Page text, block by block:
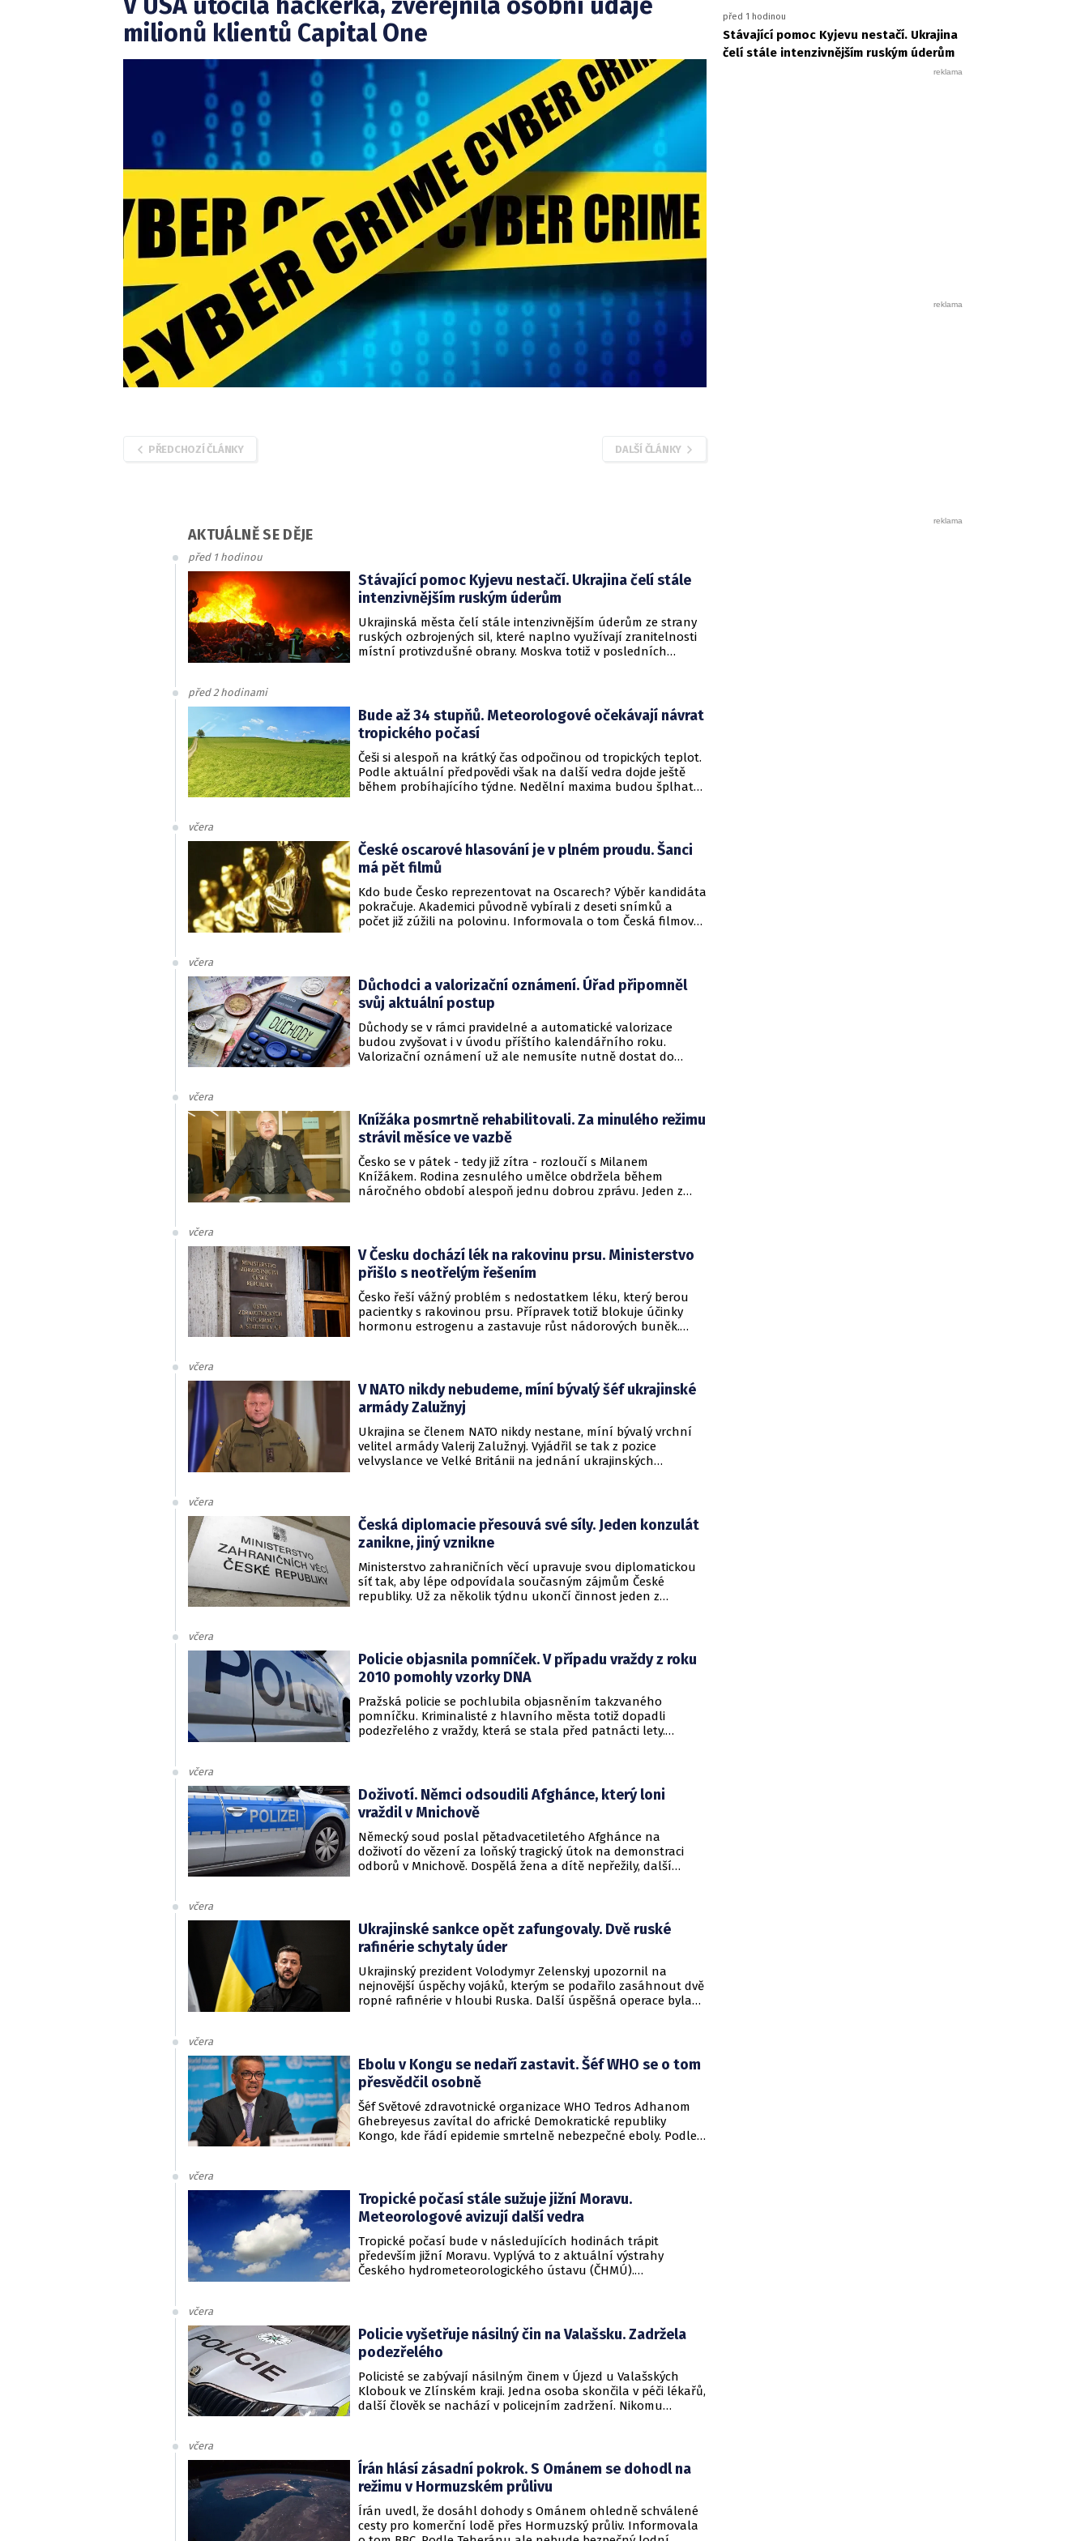
milionů klientů Capital One
PŘEDCHOZÍ ČLÁNKY DALŠÍ ČLÁNKY
před 1 hodinou
Stávající pomoc Kyjevu nestačí. Ukrajina
čelí stále intenzivnějším ruským úderům
AKTUÁLNĚ SE DĚJE
před 1 hodinou
Stávající pomoc Kyjevu nestačí. Ukrajina čelí stále
intenzivnějším ruským úderům
Ukrajinská města čelí stále intenzivnějším úderům ze strany
ruských ozbrojených sil, které naplno využívají zranitelnosti
místní protivzdušné obrany. Moskva totiž v posledních
obyvatelstvu dává jen pramalou šanci se včas ukrýt.
před 2 hodinami
Bude až 34 stupňů. Meteorologové očekávají návrat
tropického počasí
Češi si alespoň na krátký čas odpočinou od tropických teplot.
Podle aktuální předpovědi však na další vedra dojde ještě
během probíhajícího týdne. Nedělní maxima budou šplhat
včera
České oscarové hlasování je v plném proudu. Šanci
má pět filmů
Kdo bude Česko reprezentovat na Oscarech? Výběr kandidáta
pokračuje. Akademici původně vybírali z deseti snímků a
počet již zúžili na polovinu. Informovala o tom Česká filmová
včera
Důchodci a valorizační oznámení. Úřad připomněl
svůj aktuální postup
Důchody se v rámci pravidelné a automatické valorizace
budou zvyšovat i v úvodu příštího kalendářního roku.
Valorizační oznámení už ale nemusíte nutně dostat do
včera
Knížáka posmrtně rehabilitovali. Za minulého režimu
strávil měsíce ve vazbě
Česko se v pátek - tedy již zítra - rozloučí s Milanem
Knížákem. Rodina zesnulého umělce obdržela během
náročného období alespoň jednu dobrou zprávu. Jeden z
včera
V Česku dochází lék na rakovinu prsu. Ministerstvo
přišlo s neotřelým řešením
Česko řeší vážný problém s nedostatkem léku, který berou
pacientky s rakovinou prsu. Přípravek totiž blokuje účinky
hormonu estrogenu a zastavuje růst nádorových buněk.
včera
V NATO nikdy nebudeme, míní bývalý šéf ukrajinské
armády Zalužnyj
Ukrajina se členem NATO nikdy nestane, míní bývalý vrchní
velitel armády Valerij Zalužnyj. Vyjádřil se tak z pozice
velvyslance ve Velké Británii na jednání ukrajinských
včera
Česká diplomacie přesouvá své síly. Jeden konzulát
zanikne, jiný vznikne
Ministerstvo zahraničních věcí upravuje svou diplomatickou
síť tak, aby lépe odpovídala současným zájmům České
republiky. Už za několik týdnu ukončí činnost jeden z
včera
Policie objasnila pomníček. V případu vraždy z roku
2010 pomohly vzorky DNA
Pražská policie se pochlubila objasněním takzvaného
pomníčku. Kriminalisté z hlavního města totiž dopadli
podezřelého z vraždy, která se stala před patnácti lety.
včera
Doživotí. Němci odsoudili Afghánce, který loni
vraždil v Mnichově
Německý soud poslal pětadvacetiletého Afghánce na
doživotí do vězení za loňský tragický útok na demonstraci
odborů v Mnichově. Dospělá žena a dítě nepřežily, další
včera
Ukrajinské sankce opět zafungovaly. Dvě ruské
rafinérie schytaly úder
Ukrajinský prezident Volodymyr Zelenskyj upozornil na
nejnovější úspěchy vojáků, kterým se podařilo zasáhnout dvě
ropné rafinérie v hloubi Ruska. Další úspěšná operace byla
včera
Ebolu v Kongu se nedaří zastavit. Šéf WHO se o tom
přesvědčil osobně
Šéf Světové zdravotnické organizace WHO Tedros Adhanom
Ghebreyesus zavítal do africké Demokratické republiky
Kongo, kde řádí epidemie smrtelně nebezpečné eboly. Podle
včera
Tropické počasí stále sužuje jižní Moravu.
Meteorologové avizují další vedra
Tropické počasí bude v následujících hodinách trápit
především jižní Moravu. Vyplývá to z aktuální výstrahy
Českého hydrometeorologického ústavu (ČHMÚ).
včera
Policie vyšetřuje násilný čin na Valašsku. Zadržela
podezřelého
Policisté se zabývají násilným činem v Újezd u Valašských
Klobouk ve Zlínském kraji. Jedna osoba skončila v péči lékařů,
další člověk se nachází v policejním zadržení. Nikomu
včera
Írán hlásí zásadní pokrok. S Ománem se dohodl na
režimu v Hormuzském průlivu
Írán uvedl, že dosáhl dohody s Ománem ohledně schválené
cesty pro komerční lodě přes Hormuzský průliv. Informovala